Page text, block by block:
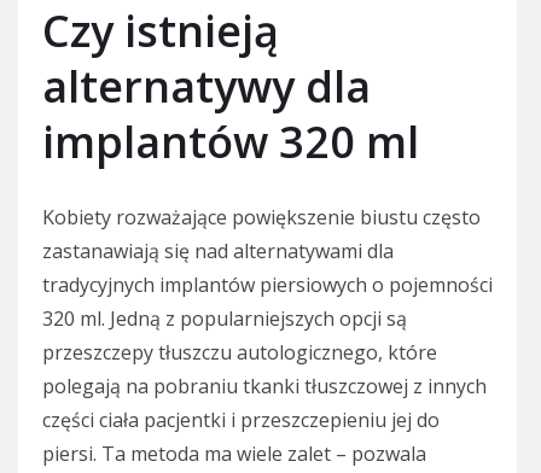
Czy istnieją
alternatywy dla
implantów 320 ml
Kobiety rozważające powiększenie biustu często
zastanawiają się nad alternatywami dla
tradycyjnych implantów piersiowych o pojemności
320 ml. Jedną z popularniejszych opcji są
przeszczepy tłuszczu autologicznego, które
polegają na pobraniu tkanki tłuszczowej z innych
części ciała pacjentki i przeszczepieniu jej do
piersi. Ta metoda ma wiele zalet – pozwala